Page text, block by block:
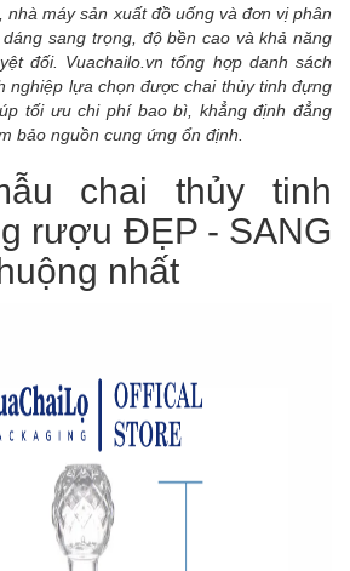
máy sản xuất đồ uống và đơn vị phân
sang trọng, độ bền cao và khả năng
đối. Vuachailo.vn tổng hợp danh sách
nghiệp lựa chọn được chai thủy tinh đựng
tối ưu chi phí bao bì, khẳng định đẳng
bảo nguồn cung ứng ổn định.
chai thủy tinh
rượu ĐẸP - SANG
nhất